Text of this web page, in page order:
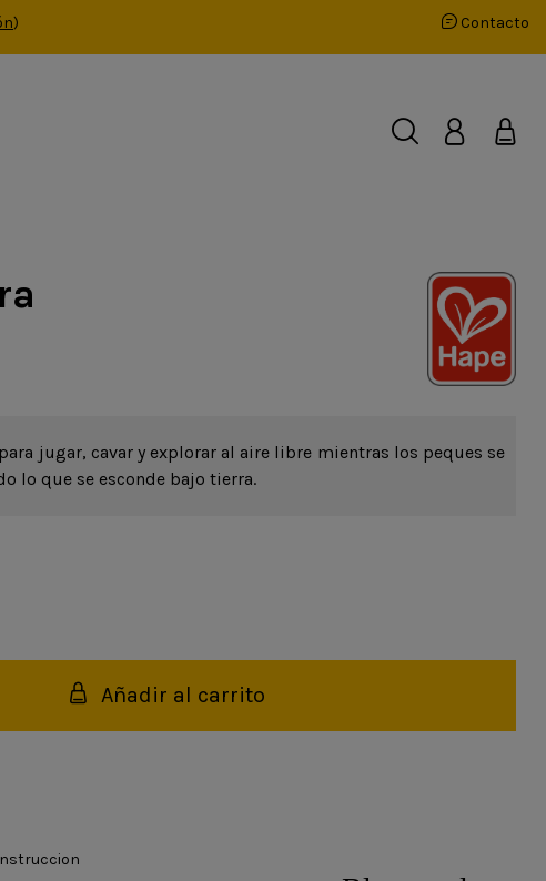
) Contacto
jugar, cavar y explorar al aire libre mientras los peques se
lo que se esconde bajo tierra.
Añadir al carrito